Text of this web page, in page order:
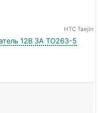
HTC Taejin
12В 3A TO263-5